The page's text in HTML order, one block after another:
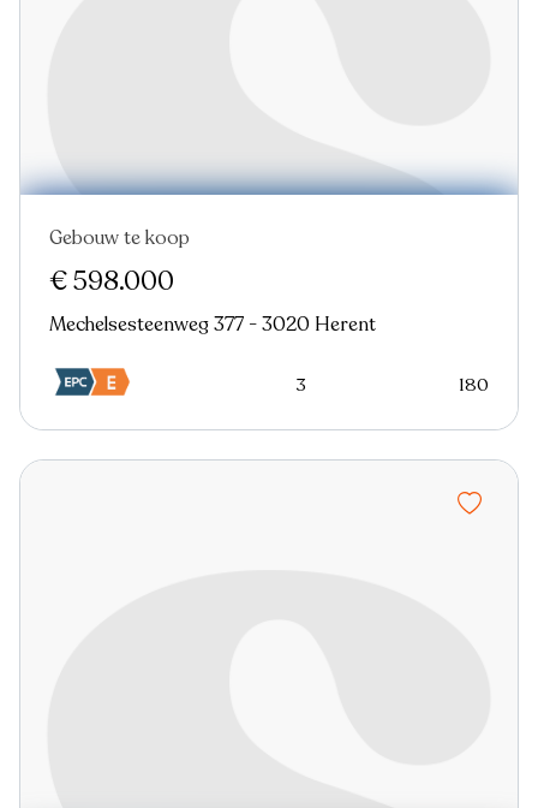
Nieuw
Gebouw te koop
€ 598.000
Mechelsesteenweg 377 - 3020 Herent
3 180